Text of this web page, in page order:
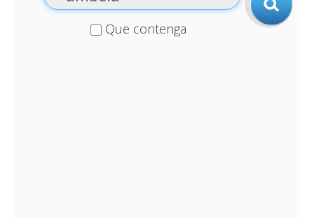
Que contenga